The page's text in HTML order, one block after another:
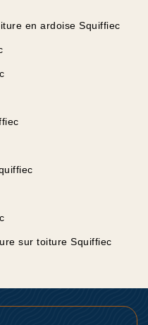
en ardoise Squiffiec
sur toiture Squiffiec